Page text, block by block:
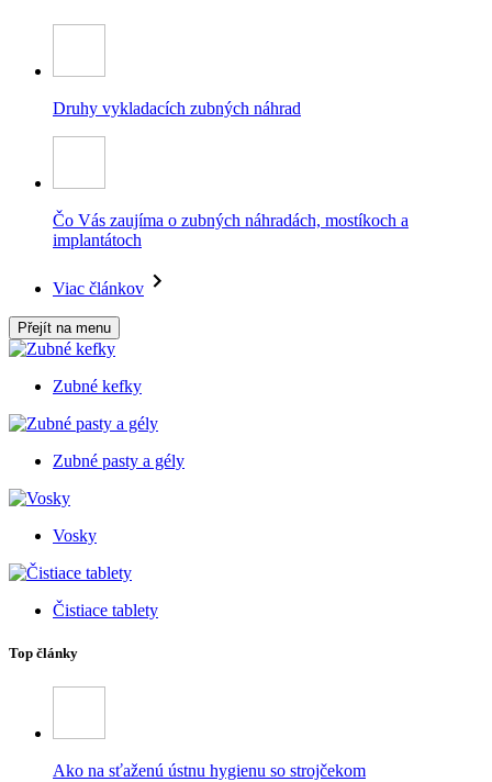
Druhy vykladacích zubných náhrad
Čo Vás zaujíma o zubných náhradách, mostíkoch a
implantátoch
Viac článkov
Přejít na menu
Zubné kefky
Zubné pasty a gély
Vosky
Čistiace tablety
Top články
Ako na sťaženú ústnu hygienu so strojčekom